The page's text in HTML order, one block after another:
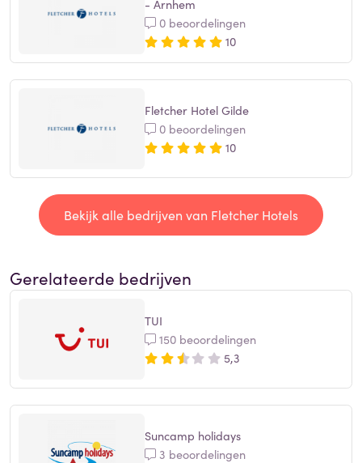
- Arnhem
0 beoordelingen
10
Fletcher Hotel Gilde
0 beoordelingen
10
Bekijk alle bedrijven van Fletcher Hotels
Gerelateerde bedrijven
TUI
150 beoordelingen
5,3
Suncamp holidays
3 beoordelingen